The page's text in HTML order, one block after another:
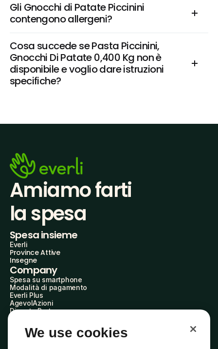
Gli Gnocchi di Patate Piccinini
contengono allergeni?
Cosa succede se Pasta Piccinini,
Gnocchi Di Patate 0,400 Kg non è
disponibile e voglio dare istruzioni
specifiche?
Amiamo farti
la spesa
Spesa insieme
Everli
Province Attive
Insegne
Company
Spesa su smartphone
Modalità di pagamento
Everli Plus
AgevolAzioni
Diventa Partner
Everli Shoppers
About Us
We use cookies